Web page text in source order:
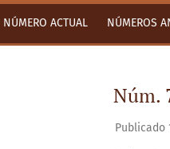
NÚMERO ACTUAL NÚMEROS
Núm.
Publicado